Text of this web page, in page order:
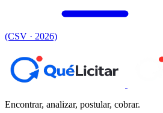
(CSV · 2026)
Encontrar, analizar, postular, cobrar.